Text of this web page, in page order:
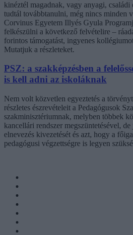
kinéztél magadnak, vagy anyagi,
tudtál továbbtanulni, még nincs minden
Corvinus Egyetem Illyés Gyula
felkészülni a következő felvételire –
forintos támogatást, ingyenes
Mutatjuk a részleteket.
PSZ: a szakképzésben a
is kell adni az iskoláknak
Nem volt közvetlen egyeztetés a
részletes észrevételeit a Pedagógusok
szakminisztériumnak, melyben többek
kancellári rendszer megszüntetésével,
elnevezés kivezetését és azt, hogy a
pedagógusi végzettségre is legyen